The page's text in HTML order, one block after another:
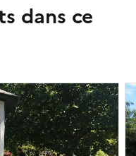
dans ce